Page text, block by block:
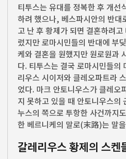
티투스는 유대를 정복한 후 개선
하려 했으나, 베스파시안의 반대
고 난 후 황제가 되면 결혼하려
렸지만 로마시민들의 반대에 부
케와 결혼을 원했지만 원로원과
다. 티투스는 결국 로마시민들의
리우스 시이저와 클레오파트라
었다. 마크 안토니우스가 클레오
지 못하고 있을 때 안토니우스의
누스의 쪽으로 투항한 사건까지
한 베르니케의 말로(末路)는 말
갈레리우스 황제의 스켄